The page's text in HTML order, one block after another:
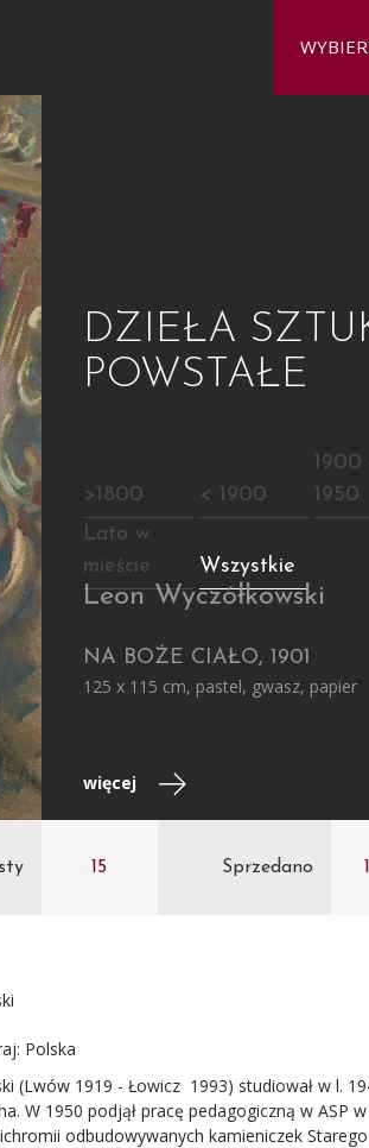
Leon Wyczółkowski
NA BOŻE CIAŁO, 1901
125 x 115 cm, pastel, gwasz, papier
więcej
DZIEŁA
POWSTAŁE
>1800 < 1900
1900
1950
Lato w
mieście
Wszystkie
15 Sprzedano
Polska
(Lwów 1919 - Łowicz 1993) studiował w l.
W 1950 podjął pracę pedagogiczną w ASP
odbudowywanych kamieniczek